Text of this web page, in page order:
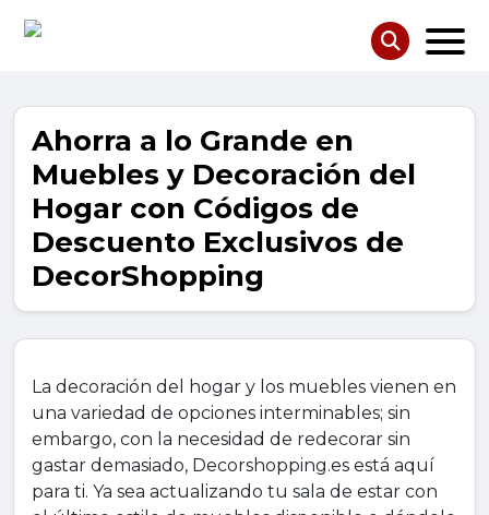
Ahorra a lo Grande en
Muebles y Decoración del
Hogar con Códigos de
Descuento Exclusivos de
DecorShopping
La decoración del hogar y los muebles vienen en
una variedad de opciones interminables; sin
embargo, con la necesidad de redecorar sin
gastar demasiado, Decorshopping.es está aquí
para ti. Ya sea actualizando tu sala de estar con